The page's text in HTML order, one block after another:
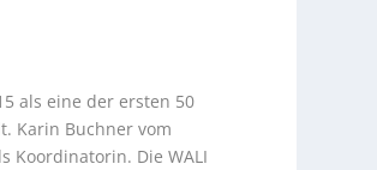
als eine der ersten 50
Karin Buchner vom
Koordinatorin. Die WALI